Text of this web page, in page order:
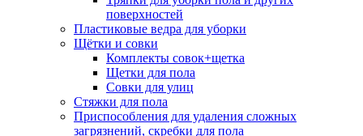
поверхностей
Пластиковые ведра для уборки
Щётки и совки
Комплекты совок+щетка
Щетки для пола
Совки для улиц
Стяжки для пола
Приспособления для удаления сложных
загрязнений, скребки для пола